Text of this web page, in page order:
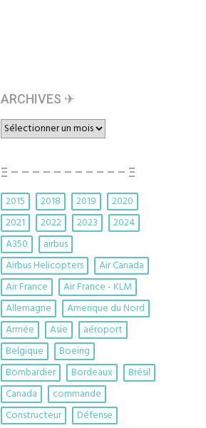
ARCHIVES ✈︎
ARCHIVES
✈︎
Ξ – – – – – – – – – – – Ξ
2015 2018 2019
2020
2021
2022 2023
2024
A350
airbus
Airbus Helicopters
Air Canada
Air France
Air France - KLM
Allemagne
Amerique du Nord
Armée
Asie
aéroport
Belgique
Boeing
Bombardier
Bordeaux
Brésil
Canada
commande
Constructeur
Défense